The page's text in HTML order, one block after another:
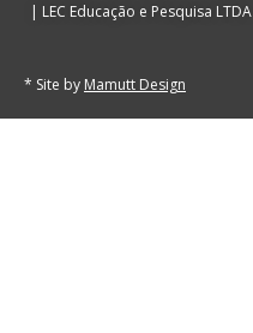
| LEC Educação e Pesquisa LTDA
* Site by Mamutt Design